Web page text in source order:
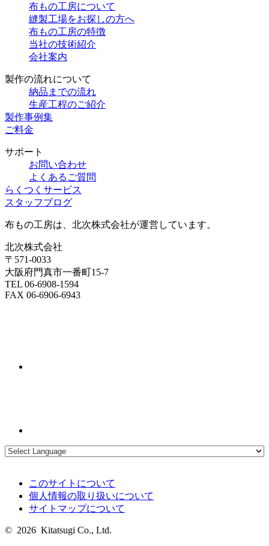
布もの工房について
縫製工場をお探しの方へ
布もの工房の特徴
当社の技術紹介
会社案内
製作の流れについて
納品までの流れ
生産工程のご紹介
製作事例集
ご料金
サポート
お問い合わせ
よくあるご質問
らくつくサービス
スタッフブログ
布もの工房は、北次株式会社が運営しています。
北次株式会社
〒571-0033
大阪府門真市一番町15-7
TEL 06-6908-1594
FAX 06-6906-6943
このサイトについて
個人情報の取り扱いについて
サイトマップについて
© 2026 Kitatsugi Co., Ltd.